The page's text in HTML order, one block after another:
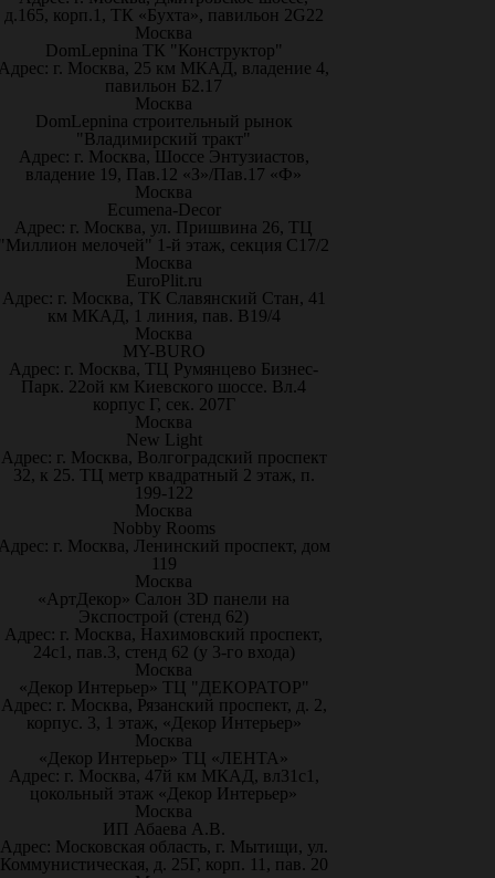
д.165, корп.1, ТК «Бухта», павильон 2G22
Москва
DomLepnina ТК "Конструктор"
г. Москва, 25 км МКАД, владение 4,
павильон Б2.17
Москва
DomLepnina строительный рынок
"Владимирский тракт"
Адрес: г. Москва, Шоссе Энтузиастов,
владение 19, Пав.12 «З»/Пав.17 «Ф»
Москва
Ecumena-Decor
Адрес: г. Москва, ул. Пришвина 26, ТЦ
мелочей" 1-й этаж, секция С17/2
Москва
EuroPlit.ru
Адрес: г. Москва, ТК Славянский Стан, 41
км МКАД, 1 линия, пав. В19/4
Москва
MY-BURO
Адрес: г. Москва, ТЦ Румянцево Бизнес-
Парк. 22ой км Киевского шоссе. Вл.4
корпус Г, сек. 207Г
Москва
New Light
Адрес: г. Москва, Волгоградский проспект
32, к 25. ТЦ метр квадратный 2 этаж, п.
199-122
Москва
Nobby Rooms
г. Москва, Ленинский проспект, дом
119
Москва
«АртДекор» Салон 3D панели на
Экспострой (стенд 62)
Адрес: г. Москва, Нахимовский проспект,
24с1, пав.3, стенд 62 (у 3-го входа)
Москва
«Декор Интерьер» ТЦ "ДЕКОРАТОР"
Адрес: г. Москва, Рязанский проспект, д. 2,
корпус. 3, 1 этаж, «Декор Интерьер»
Москва
«Декор Интерьер» ТЦ «ЛЕНТА»
Адрес: г. Москва, 47й км МКАД, вл31с1,
цокольный этаж «Декор Интерьер»
Москва
ИП Абаева А.В.
Адрес: Московская область, г. Мытищи, ул.
Коммунистическая, д. 25Г, корп. 11, пав. 20